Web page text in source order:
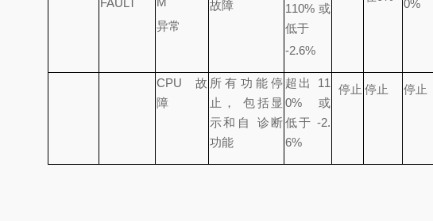
FAULT
异常
故障
110%或
低于
-2.6%
0%
CPU故
障
所有功能停
止， 包括显
示和自 诊断
功能
超出 11
0%或
低于-2.
6%
停止 停止 停止